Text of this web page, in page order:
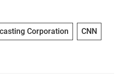
Corporation CNN